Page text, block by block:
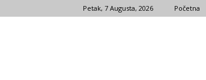
Petak, 7 Augusta, 2026 Početna